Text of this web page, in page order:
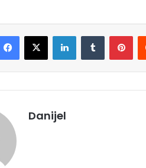
Danijel